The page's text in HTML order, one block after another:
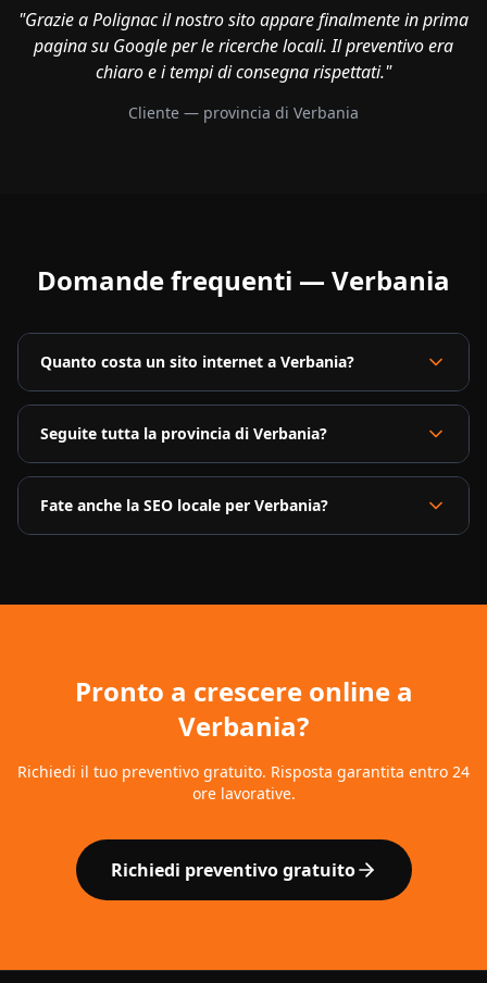
"Grazie a Polignac il nostro sito appare finalmente in prima
pagina su Google per le ricerche locali. Il preventivo era
chiaro e i tempi di consegna rispettati."
Cliente — provincia di Verbania
Domande frequenti — Verbania
Quanto costa un sito internet a Verbania?
Seguite tutta la provincia di Verbania?
Fate anche la SEO locale per Verbania?
Pronto a crescere online a
Verbania?
Richiedi il tuo preventivo gratuito. Risposta garantita entro 24
ore lavorative.
Richiedi preventivo gratuito